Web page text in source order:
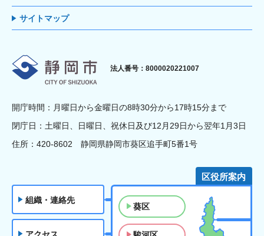
サイトマップ
静岡市
法人番号：8000020221007
開庁時間：月曜日から金曜日の8時30分から17時15分まで
閉庁日：土曜日、日曜日、祝休日及び12月29日から翌年1月3日
住所：420-8602 静岡県静岡市葵区追手町5番1号
組織・連絡先
区役所案内
葵区